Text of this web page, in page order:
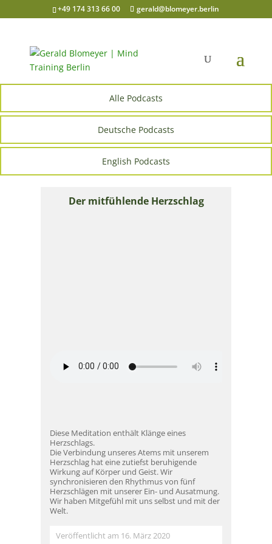
+49 174 313 66 00 gerald@blomeyer.berlin
Alle Podcasts
Deutsche Podcasts
English Podcasts
Der mitfühlende Herzschlag
Diese Meditation enthält Klänge eines
Herzschlags.
Die Verbindung unseres Atems mit unserem
Herzschlag hat eine zutiefst beruhigende
Wirkung auf Körper und Geist. Wir
synchronisieren den Rhythmus von fünf
Herzschlägen mit unserer Ein- und Ausatmung.
Wir haben Mitgefühl mit uns selbst und mit der
Welt.
Veröffentlicht am 16. März 2020